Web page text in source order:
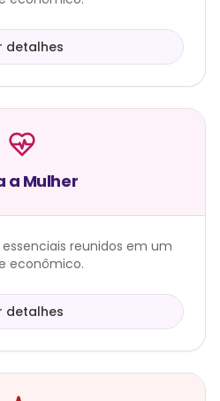
detalhes
a Mulher
reunidos em um
econômico.
detalhes